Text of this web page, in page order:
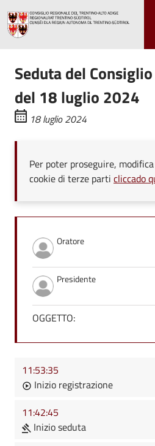
Seduta del
del 18 luglio 2024
18 luglio 2024
Per poter proseguire,
cookie di terze parti cliccado
Oratore
Presidente
OGGETTO:
11:53:35
Inizio registrazione
11:42:45
Inizio seduta